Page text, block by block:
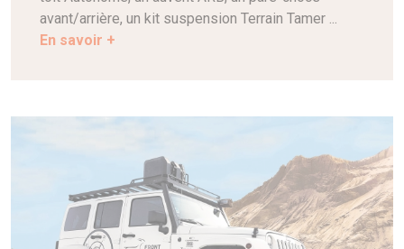
avant/arrière, un kit suspension Terrain Tamer ...
En savoir +